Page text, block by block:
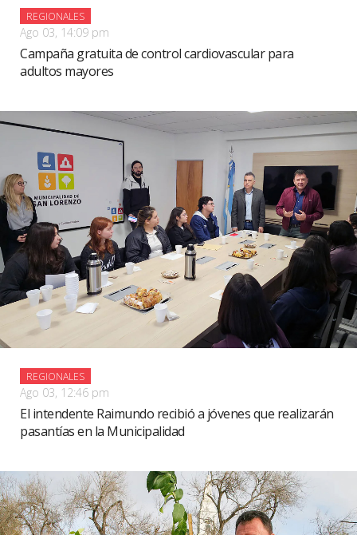
REGIONALES
Ago 03, 14:09 pm
Campaña gratuita de control cardiovascular para
adultos mayores
REGIONALES
Ago 03, 12:46 pm
El intendente Raimundo recibió a jóvenes que realizarán
pasantías en la Municipalidad